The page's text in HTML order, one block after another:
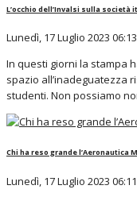
L’occhio dell’Invalsi sulla società
Lunedì, 17 Luglio 2023 06:13
In questi giorni la stampa
spazio all’inadeguatezza
studenti. Non possiamo
Chi ha reso grande l’Aeronautica
Lunedì, 17 Luglio 2023 06:11